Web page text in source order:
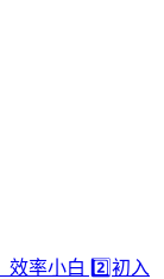
效率小白 2️⃣初入